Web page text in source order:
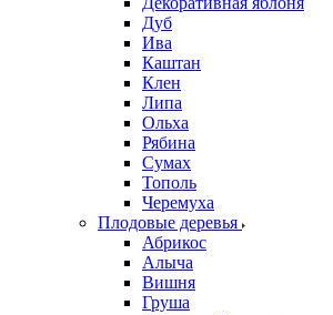
Дуб
Ива
Каштан
Клен
Липа
Ольха
Рябина
Сумах
Тополь
Черемуха
Плодовые деревья
Абрикос
Алыча
Вишня
Груша